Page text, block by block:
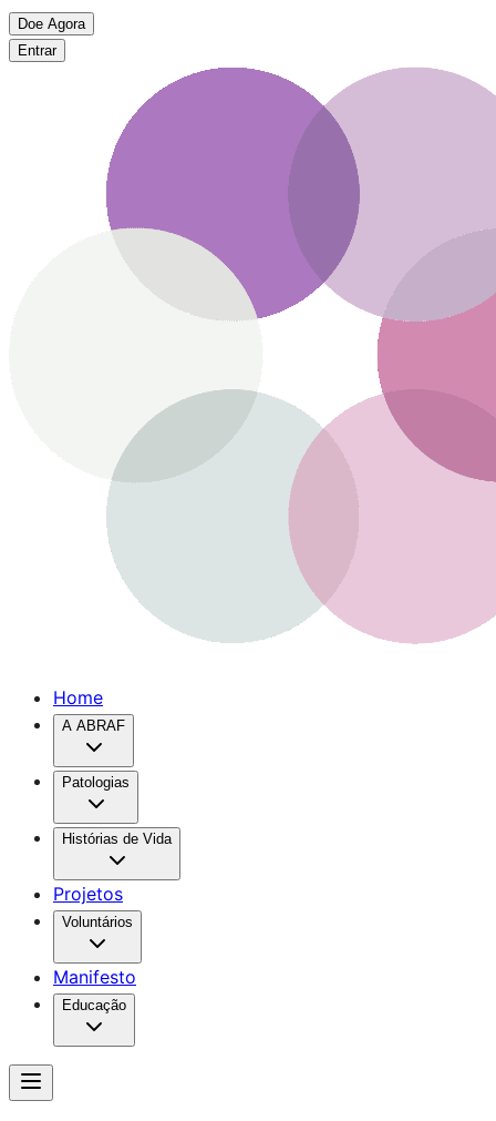
Doe Agora
Entrar
Home
A ABRAF
Patologias
Histórias de Vida
Projetos
Voluntários
Manifesto
Educação